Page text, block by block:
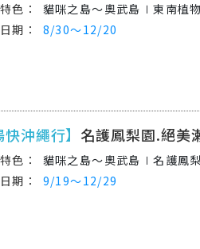
貓咪之島～奧武島∣東南植
8/30～12/20
沖繩行】 名護鳳梨園.絕美
貓咪之島～奧武島∣名護鳳
9/19～12/29